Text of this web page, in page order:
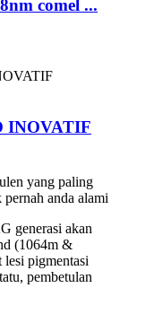
comel ...
INOVATIF
yang paling
anda alami
generasi akan
(1064m &
pigmentasi
pembetulan